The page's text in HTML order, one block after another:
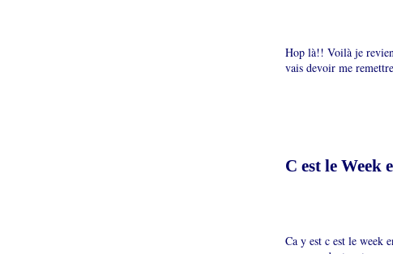
Hop là!! Voilà je
vais devoir me
C est le Week
Ca y est c est le week